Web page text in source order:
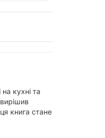
кухні та
книга стане